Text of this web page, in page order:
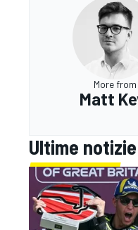
More from
Matt
Ultime notizie